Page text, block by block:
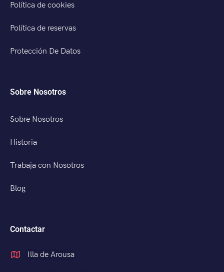
Política de cookies
Política de reservas
Protección De Datos
Sobre Nosotros
Sobre Nosotros
Historia
Trabaja con Nosotros
Blog
Contactar
Illa de Arousa